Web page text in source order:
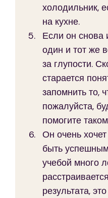
холодильник,
на кухне.
Если он снова
один и тот же
за глупости.
старается
запомнить то,
пожалуйста,
помогите
Он очень
быть
учебой много
результата,